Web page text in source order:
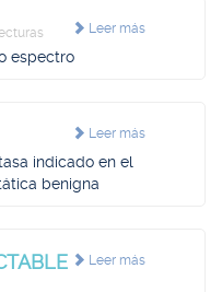
Leer más
espectro
Leer más
indicado en el
benigna
Leer más